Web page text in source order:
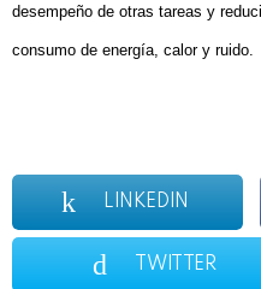
desempeño de otras tareas y
consumo de energía, calor y ruido.
LINKEDIN
TWITTER